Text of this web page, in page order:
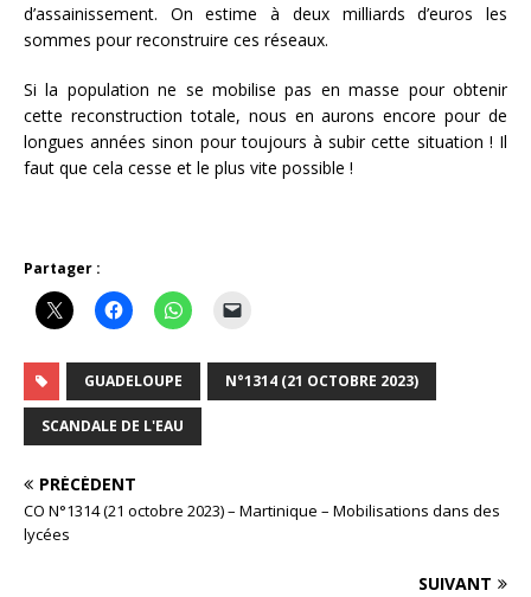
d’assainissement. On estime à deux milliards d’euros les
sommes pour reconstruire ces réseaux.
Si la population ne se mobilise pas en masse pour obtenir
cette reconstruction totale, nous en aurons encore pour de
longues années sinon pour toujours à subir cette situation ! Il
faut que cela cesse et le plus vite possible !
Partager :
GUADELOUPE N°1314 (21 OCTOBRE 2023)
SCANDALE DE L'EAU
PRÉCÉDENT
CO N°1314 (21 octobre 2023) – Martinique – Mobilisations dans des
lycées
SUIVANT